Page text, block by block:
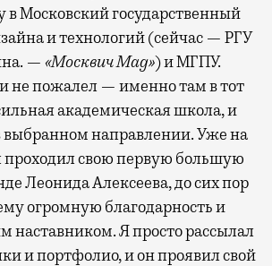
в Московский государственный
и технологий (сейчас — РГУ
— «Москвич Mag») и МГПУ.
не пожалел — именно там в тот
академическая школа, и
выбранном направлении. Уже на
проходил свою первую большую
Леонида Алексеева, до сих пор
огромную благодарность и
наставником. Я просто рассылал
и портфолио, и он проявил свой